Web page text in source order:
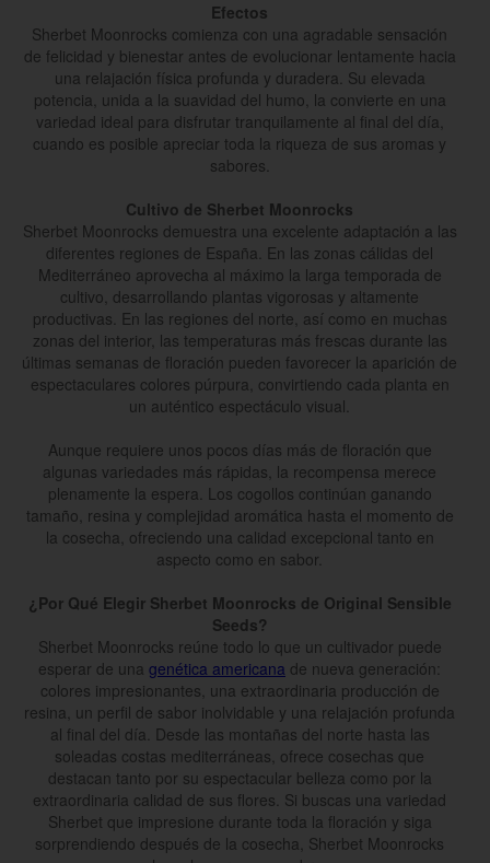
Efectos
Sherbet Moonrocks comienza con una agradable sensación
de felicidad y bienestar antes de evolucionar lentamente hacia
una relajación física profunda y duradera. Su elevada
potencia, unida a la suavidad del humo, la convierte en una
variedad ideal para disfrutar tranquilamente al final del día,
cuando es posible apreciar toda la riqueza de sus aromas y
sabores.
Cultivo de Sherbet Moonrocks
Sherbet Moonrocks demuestra una excelente adaptación a las
diferentes regiones de España. En las zonas cálidas del
Mediterráneo aprovecha al máximo la larga temporada de
cultivo, desarrollando plantas vigorosas y altamente
productivas. En las regiones del norte, así como en muchas
zonas del interior, las temperaturas más frescas durante las
últimas semanas de floración pueden favorecer la aparición de
espectaculares colores púrpura, convirtiendo cada planta en
un auténtico espectáculo visual.
Aunque requiere unos pocos días más de floración que
algunas variedades más rápidas, la recompensa merece
plenamente la espera. Los cogollos continúan ganando
tamaño, resina y complejidad aromática hasta el momento de
la cosecha, ofreciendo una calidad excepcional tanto en
aspecto como en sabor.
¿Por Qué Elegir Sherbet Moonrocks de Original Sensible
Seeds?
Sherbet Moonrocks reúne todo lo que un cultivador puede
esperar de una genética americana de nueva generación:
colores impresionantes, una extraordinaria producción de
resina, un perfil de sabor inolvidable y una relajación profunda
al final del día. Desde las montañas del norte hasta las
soleadas costas mediterráneas, ofrece cosechas que
destacan tanto por su espectacular belleza como por la
extraordinaria calidad de sus flores. Si buscas una variedad
Sherbet que impresione durante toda la floración y siga
sorprendiendo después de la cosecha, Sherbet Moonrocks